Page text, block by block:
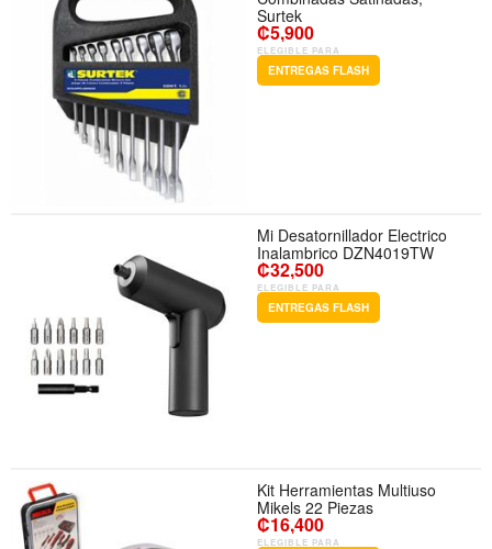
Surtek
₡5,900
ELEGIBLE PARA
ENTREGAS FLASH
Mi Desatornillador Electrico
Inalambrico DZN4019TW
₡32,500
ELEGIBLE PARA
ENTREGAS FLASH
Kit Herramientas Multiuso
Mikels 22 Piezas
₡16,400
ELEGIBLE PARA